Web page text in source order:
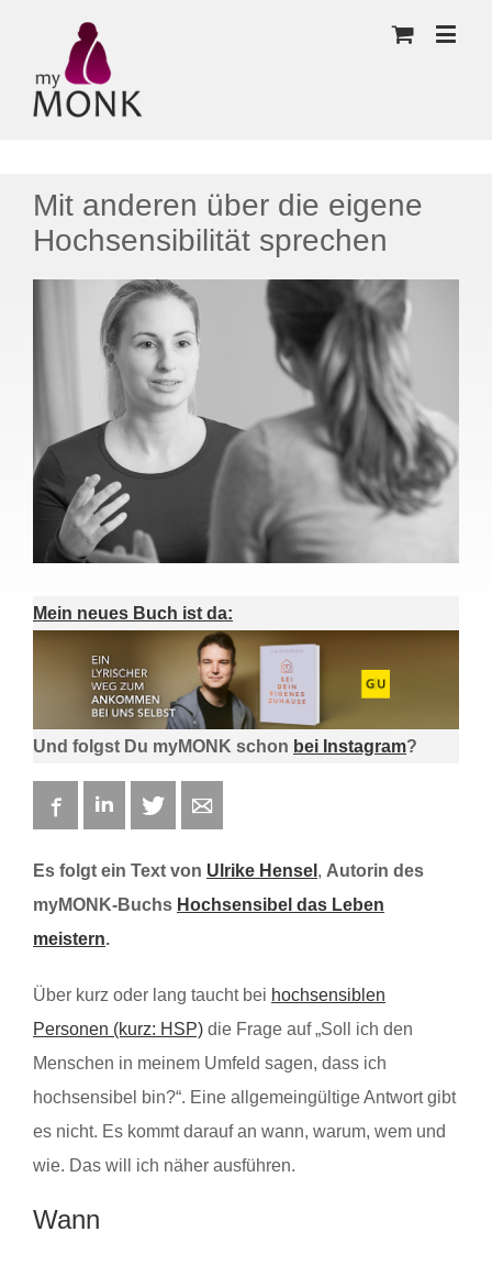
Mit anderen über die eigene
Hochsensibilität sprechen
Mein neues Buch ist da:
Und folgst Du myMONK schon bei Instagram?
FacebookLinkedIn Twitter
Es folgt ein Text von Ulrike Hensel , Autorin des
myMONK-Buchs Hochsensibel das Leben
meistern.
Über kurz oder lang taucht bei hochsensiblen
Personen (kurz: HSP) die Frage auf „Soll ich den
Menschen in meinem Umfeld sagen, dass ich
hochsensibel bin?“. Eine allgemeingültige Antwort gibt
es nicht. Es kommt darauf an wann, warum, wem und
wie. Das will ich näher ausführen.
Wann